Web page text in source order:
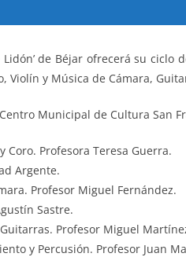
Lidón’ de Béjar ofrecerá su
Violín y Música de Cámara,
Municipal de Cultura San
Coro. Profesora Teresa Guerra.
Argente.
Profesor Miguel Fernández.
Sastre.
Profesor Miguel
y Percusión. Profesor Juan